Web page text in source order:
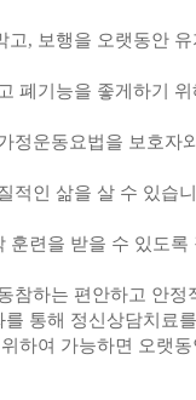
, 보행을 오랫동안
폐기능을 좋게하기
정운동요법을 보호자
적인 삶을 살 수 있습
훈련을 받을 수 있도
참하는 편안하고 안
통해 정신상담치료
하여 가능하면 오랫